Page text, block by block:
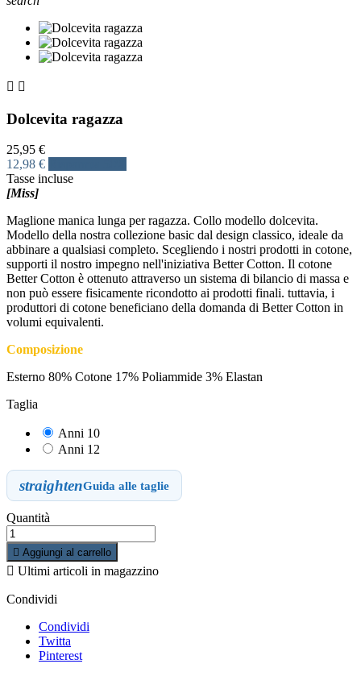
 
Dolcevita ragazza
25,95 €
12,98 €
Tasse incluse
[Miss]
Maglione manica lunga per ragazza. Collo modello dolcevita.
Modello della nostra collezione basic dal design classico, ideale da
abbinare a qualsiasi completo. Scegliendo i nostri prodotti in cotone,
supporti il nostro impegno nell'iniziativa Better Cotton. Il cotone
Better Cotton è ottenuto attraverso un sistema di bilancio di massa e
non può essere fisicamente ricondotto ai prodotti finali. tuttavia, i
produttori di cotone beneficiano della domanda di Better Cotton in
volumi equivalenti.
Composizione
Esterno 80% Cotone 17% Poliammide 3% Elastan
Taglia
Anni 10
Anni 12
straightenGuida alle taglie
Quantità
 Aggiungi al carrello
 Ultimi articoli in magazzino
Condividi
Condividi
Twitta
Pinterest